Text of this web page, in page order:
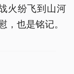
火纷飞到山河
，也是铭记。